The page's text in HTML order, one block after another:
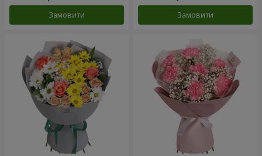
Замовити Замовити